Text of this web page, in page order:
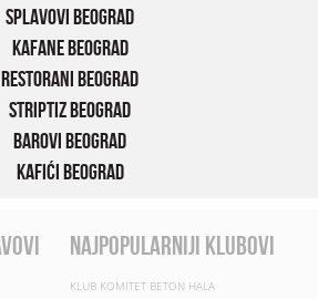
Splavovi Beograd
Kafane Beograd
Restorani Beograd
Striptiz Beograd
Barovi Beograd
Kafići Beograd
najpopularniji klubovi
KLUB KOMITET BETON HALA